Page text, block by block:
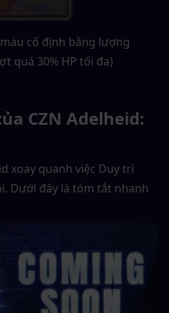
cố định bằng lượng
quá 30% HP tối đa)
CZN Adelheid:
xoay quanh việc Duy trì
Dưới đây là tóm tắt nhanh